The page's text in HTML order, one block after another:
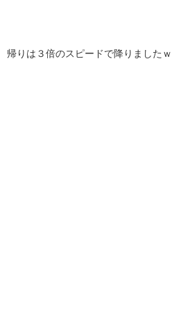
帰りは３倍のスピードで降りましたｗ